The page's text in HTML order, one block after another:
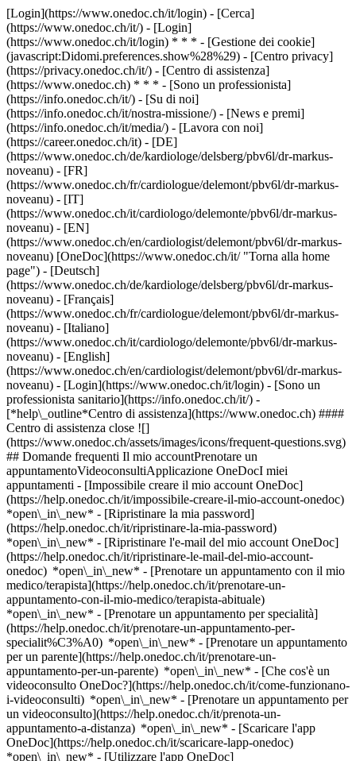
[Login](https://www.onedoc.ch/it/login) - [Cerca]
(https://www.onedoc.ch/it/) - [Login]
(https://www.onedoc.ch/it/login) * * * - [Gestione dei cookie]
(javascript:Didomi.preferences.show%28%29) - [Centro privacy]
(https://privacy.onedoc.ch/it/) - [Centro di assistenza]
(https://www.onedoc.ch) * * * - [Sono un professionista]
(https://info.onedoc.ch/it/) - [Su di noi]
(https://info.onedoc.ch/it/nostra-missione/) - [News e premi]
(https://info.onedoc.ch/it/media/) - [Lavora con noi]
(https://career.onedoc.ch/it) - [DE]
(https://www.onedoc.ch/de/kardiologe/delsberg/pbv6l/dr-markus-
noveanu) - [FR]
(https://www.onedoc.ch/fr/cardiologue/delemont/pbv6l/dr-markus-
noveanu) - [IT]
(https://www.onedoc.ch/it/cardiologo/delemonte/pbv6l/dr-markus-
noveanu) - [EN]
(https://www.onedoc.ch/en/cardiologist/delemont/pbv6l/dr-markus-
noveanu) [OneDoc](https://www.onedoc.ch/it/ "Torna alla home
page") - [Deutsch]
(https://www.onedoc.ch/de/kardiologe/delsberg/pbv6l/dr-markus-
noveanu) - [Français]
(https://www.onedoc.ch/fr/cardiologue/delemont/pbv6l/dr-markus-
noveanu) - [Italiano]
(https://www.onedoc.ch/it/cardiologo/delemonte/pbv6l/dr-markus-
noveanu) - [English]
(https://www.onedoc.ch/en/cardiologist/delemont/pbv6l/dr-markus-
noveanu) - [Login](https://www.onedoc.ch/it/login) - [Sono un
professionista sanitario](https://info.onedoc.ch/it/) -
[*help\_outline*Centro di assistenza](https://www.onedoc.ch) ####
Centro di assistenza close ![]
(https://www.onedoc.ch/assets/images/icons/frequent-questions.svg)
## Domande frequenti Il mio accountPrenotare un
appuntamentoVideoconsultiApplicazione OneDocI miei
appuntamenti - [Impossibile creare il mio account OneDoc]
(https://help.onedoc.ch/it/impossibile-creare-il-mio-account-onedoc)
*open\_in\_new* - [Ripristinare la mia password]
(https://help.onedoc.ch/it/ripristinare-la-mia-password)
*open\_in\_new* - [Ripristinare l'e-mail del mio account OneDoc]
(https://help.onedoc.ch/it/ripristinare-le-mail-del-mio-account-
onedoc) *open\_in\_new* - [Prenotare un appuntamento con il mio
medico/terapista](https://help.onedoc.ch/it/prenotare-un-
appuntamento-con-il-mio-medico/terapista-abituale)
*open\_in\_new* - [Prenotare un appuntamento per specialità]
(https://help.onedoc.ch/it/prenotare-un-appuntamento-per-
specialit%C3%A0) *open\_in\_new* - [Prenotare un appuntamento
per un parente](https://help.onedoc.ch/it/prenotare-un-
appuntamento-per-un-parente) *open\_in\_new* - [Che cos'è un
videoconsulto OneDoc?](https://help.onedoc.ch/it/come-funzionano-
i-videoconsulti) *open\_in\_new* - [Prenotare un appuntamento per
un videoconsulto](https://help.onedoc.ch/it/prenota-un-
appuntamento-a-distanza) *open\_in\_new* - [Scaricare l'app
OneDoc](https://help.onedoc.ch/it/scaricare-lapp-onedoc)
*open\_in\_new* - [Utilizzare l'app OneDoc]